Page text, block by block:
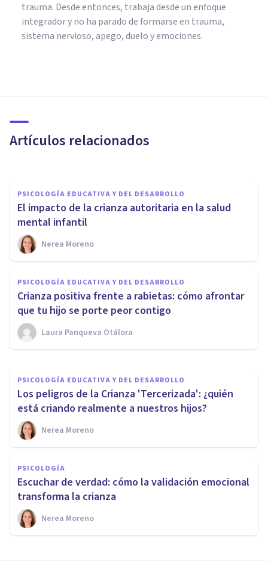
trauma. Desde entonces, trabaja desde un enfoque
integrador y no ha parado de formarse en trauma,
sistema nervioso, apego, duelo y emociones.
Artículos relacionados
una crianza respetuosa
PSICOLOGÍA EDUCATIVA Y DEL DESARROLLO
El impacto de la crianza autoritaria en la salud
mental infantil
Nerea Moreno
PSICOLOGÍA EDUCATIVA Y DEL DESARROLLO
Crianza positiva frente a rabietas: cómo afrontar
que tu hijo se porte peor contigo
Laura Panqueva Otálora
PSICOLOGÍA EDUCATIVA Y DEL DESARROLLO
Crianza basada en el
desarrollo: ¿cómo adaptar tu
forma de educar según la
edad?Nerea Moreno
PSICOLOGÍA EDUCATIVA Y DEL DESARROLLO
Los peligros de la Crianza 'Tercerizada': ¿quién
está criando realmente a nuestros hijos?
Nerea Moreno
PSICOLOGÍA
Escuchar de verdad: cómo la validación emocional
transforma la crianza
Nerea Moreno